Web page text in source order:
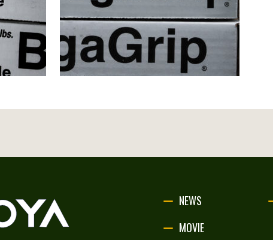
NEWS
MOVIE